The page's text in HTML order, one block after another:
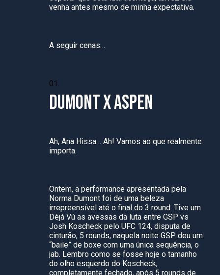
venha antes mesmo de minha expectativa.
A seguir cenas…
DUMONT X ASPEN
Ah, Ana Hissa… Ah! Vamos ao que realmente
importa.
Ontem, a performance apresentada pela
Norma Dumont foi de uma beleza
irrepreensível até o final do 3 round. Tive um
Déjà Vú as avessas da luta entre GSP vs
Josh Koscheck pelo UFC 124, disputa de
cinturão, 5 rounds, naquela noite GSP deu um
“baile” de boxe com uma única sequência, o
jab. Lembro como se fosse hoje o tamanho
do olho esquerdo do Koscheck,
completamente fechado, após 5 rounds de